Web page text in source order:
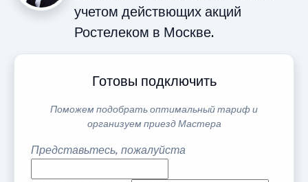
учетом действющих акций
Ростелеком в Москве.
Готовы подключить
Поможем подобрать оптимальный тариф и
организуем приезд Мастера
Представьтесь, пожалуйста